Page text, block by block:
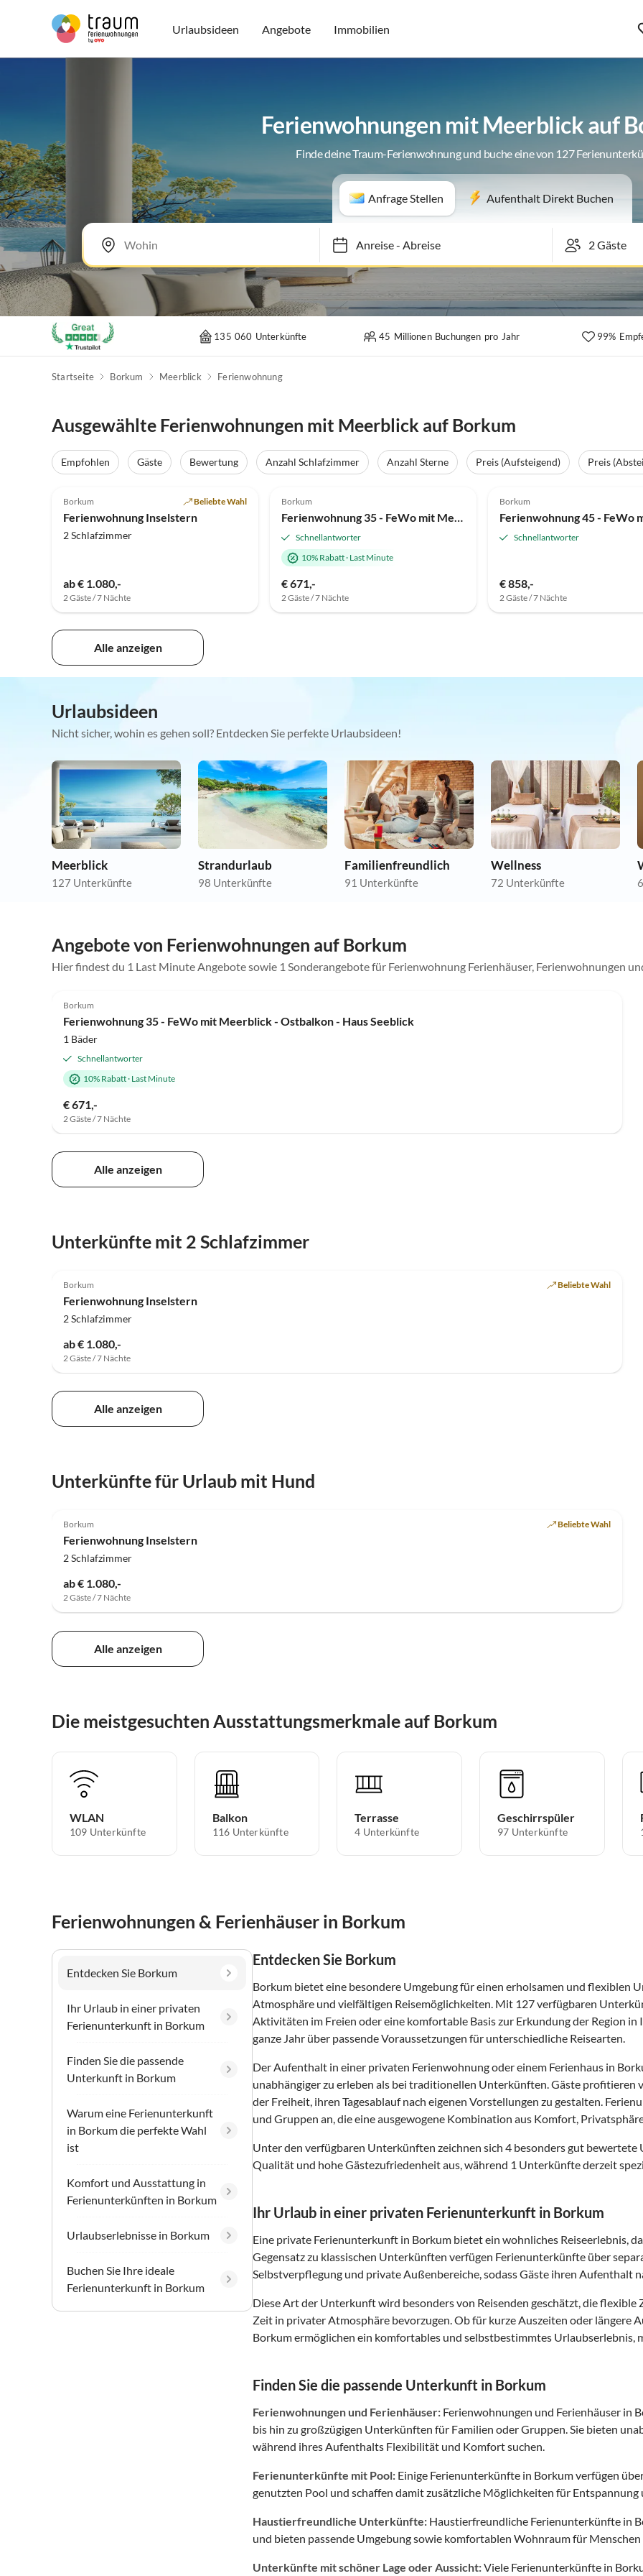
Urlaubsideen Angebote Immobilien
Ferienwohnungen mit Meerblick auf
Finde deine Traum-Ferienwohnung und buche eine von 127
Anfrage Stellen Aufenthalt Direkt Buchen
Anreise-Abreise
135 060 Unterkünfte 45 Millionen Buchungen pro Jahr 99%
Startseite Borkum Meerblick Ferienwohnung
Ausgewählte Ferienwohnungen mit Meerblick auf Borkum
Empfohlen Gäste Bewertung Anzahl Schlafzimmer Anzahl Sterne Preis (Aufsteigend)
Preis
Borkum Beliebte Wahl
Ferienwohnung Inselstern
2 Schlafzimmer
ab € 1.080,-
2 Gäste / 7 Nächte
Borkum
Ferienwohnung 35 - FeWo mit Meerblick - Ostbalkon - Haus Seeblick
Schnellantworter
10% Rabatt· Last Minute
€ 671,-
2 Gäste / 7 Nächte
Borkum
Schnellantworter
€ 858,-
2 Gäste / 7 Nächte
Alle anzeigen
Urlaubsideen
Nicht sicher, wohin es gehen soll? Entdecken Sie perfekte Urlaubsideen!
Meerblick
127 Unterkünfte
Strandurlaub
98 Unterkünfte
Familienfreundlich
91 Unterkünfte
Wellness
72 Unterkünfte
Angebote von Ferienwohnungen auf Borkum
Hier findest du 1 Last Minute Angebote sowie 1 Sonderangebote für Ferienwohnung Ferienhäuser, Ferienwohnungen
Borkum
Ferienwohnung 35 - FeWo mit Meerblick - Ostbalkon - Haus Seeblick
1 Bäder
Schnellantworter
10% Rabatt· Last Minute
€ 671,-
2 Gäste / 7 Nächte
Alle anzeigen
Unterkünfte mit 2 Schlafzimmer
Borkum Beliebte Wahl
Ferienwohnung Inselstern
2 Schlafzimmer
ab € 1.080,-
2 Gäste / 7 Nächte
Alle anzeigen
Unterkünfte für Urlaub mit Hund
Borkum Beliebte Wahl
Ferienwohnung Inselstern
2 Schlafzimmer
ab € 1.080,-
2 Gäste / 7 Nächte
Alle anzeigen
Die meistgesuchten Ausstattungsmerkmale auf Borkum
WLAN
109 Unterkünfte
Balkon
116 Unterkünfte
Terrasse
4 Unterkünfte
Geschirrspüler
97 Unterkünfte
Ferienwohnungen & Ferienhäuser in Borkum
Entdecken Sie Borkum
Ihr Urlaub in einer privaten
Ferienunterkunft in Borkum
Finden Sie die passende
Unterkunft in Borkum
Warum eine Ferienunterkunft
in Borkum die perfekte Wahl
ist
Komfort und Ausstattung in
Ferienunterkünften in Borkum
Urlaubserlebnisse in Borkum
Buchen Sie Ihre ideale
Ferienunterkunft in Borkum
Entdecken Sie Borkum
Borkum bietet eine besondere Umgebung für einen erholsamen und flexiblen
Atmosphäre und vielfältigen Reisemöglichkeiten. Mit 127 verfügbaren
Aktivitäten im Freien oder eine komfortable Basis zur Erkundung der Region in
ganze Jahr über passende Voraussetzungen für unterschiedliche Reisearten.
Der Aufenthalt in einer privaten Ferienwohnung oder einem Ferienhaus in
unabhängiger zu erleben als bei traditionellen Unterkünften. Gäste
der Freiheit, ihren Tagesablauf nach eigenen Vorstellungen zu gestalten.
und Gruppen an, die eine ausgewogene Kombination aus Komfort,
Unter den verfügbaren Unterkünften zeichnen sich 4 besonders gut
Qualität und hohe Gästezufriedenheit aus, während 1 Unterkünfte derzeit
Ihr Urlaub in einer privaten Ferienunterkunft in Borkum
Eine private Ferienunterkunft in Borkum bietet ein wohnliches Reiseerlebnis,
Gegensatz zu klassischen Unterkünften verfügen Ferienunterkünfte über
Selbstverpflegung und private Außenbereiche, sodass Gäste ihren Aufenthalt
Diese Art der Unterkunft wird besonders von Reisenden geschätzt, die
Zeit in privater Atmosphäre bevorzugen. Ob für kurze Auszeiten oder längere
Borkum ermöglichen ein komfortables und selbstbestimmtes Urlaubserlebnis,
Finden Sie die passende Unterkunft in Borkum
Ferienwohnungen und Ferienhäuser: Ferienwohnungen und Ferienhäuser in
bis hin zu großzügigen Unterkünften für Familien oder Gruppen. Sie bieten
während ihres Aufenthalts Flexibilität und Komfort suchen.
Ferienunterkünfte mit Pool: Einige Ferienunterkünfte in Borkum verfügen
genutzten Pool und schaffen damit zusätzliche Möglichkeiten für
Haustierfreundliche Unterkünfte: Haustierfreundliche Ferienunterkünfte in
und bieten passende Umgebung sowie komfortablen Wohnraum für Menschen
Unterkünfte mit schöner Lage oder Aussicht:Viele Ferienunterkünfte in